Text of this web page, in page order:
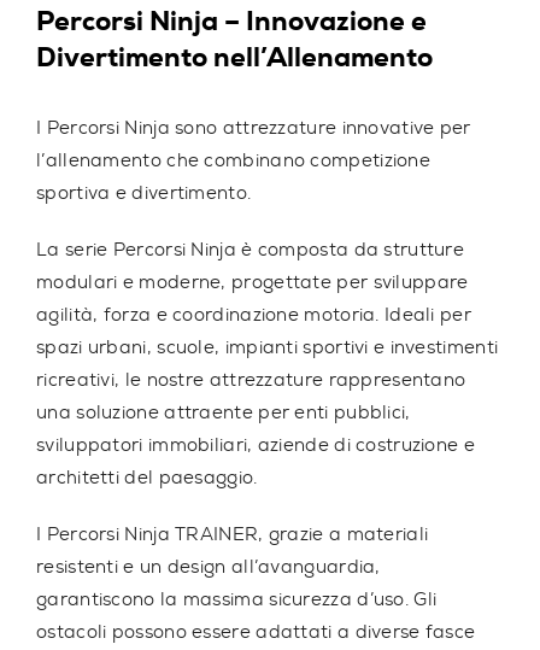
Percorsi Ninja – Innovazione e
Divertimento nell’Allenamento
I Percorsi Ninja sono attrezzature innovative per
l’allenamento che combinano competizione
sportiva e divertimento.
La serie Percorsi Ninja è composta da strutture
modulari e moderne, progettate per sviluppare
agilità, forza e coordinazione motoria. Ideali per
spazi urbani, scuole, impianti sportivi e investimenti
ricreativi, le nostre attrezzature rappresentano
una soluzione attraente per enti pubblici,
sviluppatori immobiliari, aziende di costruzione e
architetti del paesaggio.
I Percorsi Ninja TRAINER, grazie a materiali
resistenti e un design all’avanguardia,
garantiscono la massima sicurezza d’uso. Gli
ostacoli possono essere adattati a diverse fasce